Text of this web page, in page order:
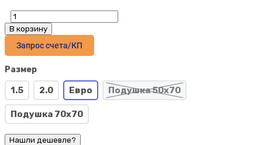
В корзину
Запрос счета/КП
Размер
1.5 2.0 Евро Подушка 50х70
Подушка 70х70